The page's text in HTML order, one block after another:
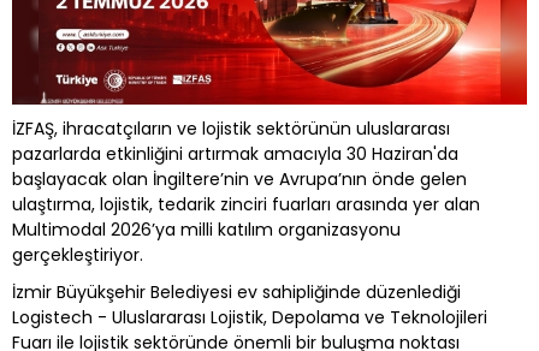
İZFAŞ, ihracatçıların ve lojistik sektörünün uluslararası
pazarlarda etkinliğini artırmak amacıyla 30 Haziran'da
başlayacak olan İngiltere’nin ve Avrupa’nın önde gelen
ulaştırma, lojistik, tedarik zinciri fuarları arasında yer alan
Multimodal 2026’ya milli katılım organizasyonu
gerçekleştiriyor.
İzmir Büyükşehir Belediyesi ev sahipliğinde düzenlediği
Logistech - Uluslararası Lojistik, Depolama ve Teknolojileri
Fuarı ile lojistik sektöründe önemli bir buluşma noktası